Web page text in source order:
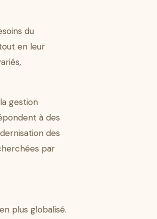
du
en leur
gestion
à des
des
par
plus globalisé.